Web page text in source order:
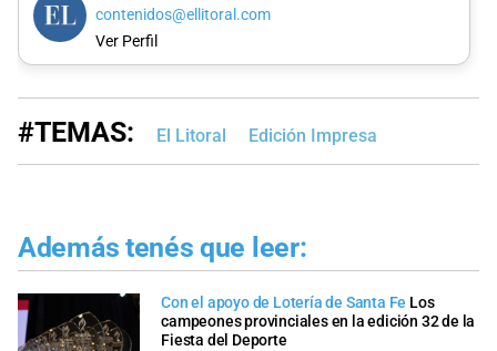
contenidos@ellitoral.com
Ver Perfil
#TEMAS: El Litoral Edición Impresa
Además tenés que leer:
Con el apoyo de Lotería de Santa Fe Los
campeones provinciales en la edición 32 de la
Fiesta del Deporte